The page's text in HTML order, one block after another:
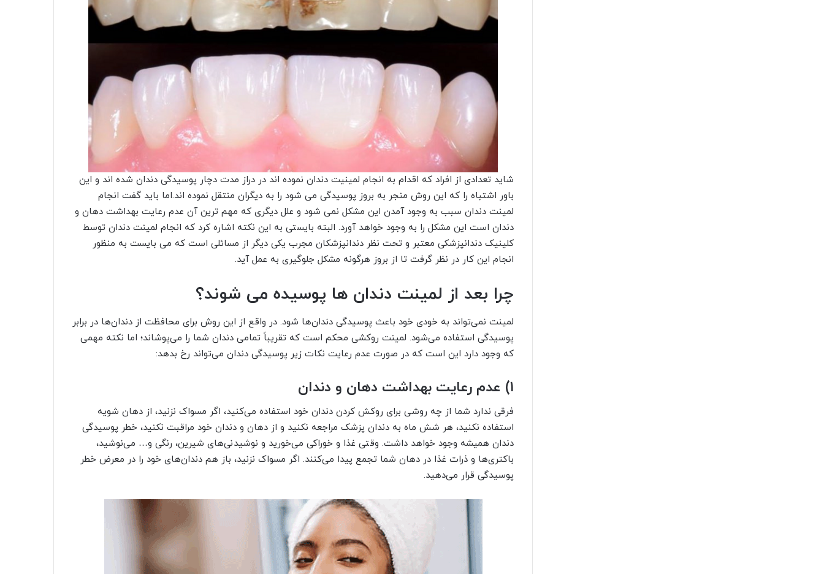
شاید تعدادی از افراد که اقدام به انجام لمینیت دندان نموده اند در دراز مدت دچار پوسیدگی دندان شده اند و این
باور اشتباه را که این روش منجر به بروز پوسیدگی می شود را به دیگران منتقل نموده اند.اما باید گفت انجام
لمینت دندان سبب به وجود آمدن این مشکل نمی شود و علل دیگری که مهم ترین آن عدم رعایت بهداشت دهان و
دندان است این مشکل را به وجود خواهد آورد. البته بایستی به این نکته اشاره کرد که انجام لمینت دندان توسط
کلینیک دندانپزشکی معتبر و تحت نظر دندانپزشکان مجرب یکی دیگر از مسائلی است که می بایست به منظور
انجام این کار در نظر گرفت تا از بروز هرگونه مشکل جلوگیری به عمل آید.
چرا بعد از لمینت دندان ها پوسیده می شوند؟
لمینت نمی‌تواند به خودی خود باعث پوسیدگی دندان‌ها شود. در واقع از این روش برای محافظت از دندان‌ها در برابر
پوسیدگی استفاده می‌شود. لمینت روکشی محکم است که تقریباً تمامی دندان شما را می‌پوشاند؛ اما نکته مهمی
که وجود دارد این است که در صورت عدم رعایت نکات زیر پوسیدگی دندان می‌تواند رخ بدهد:
۱) عدم رعایت بهداشت دهان و دندان
فرقی ندارد شما از چه روشی برای روکش کردن دندان خود استفاده می‌کنید، اگر مسواک نزنید، از دهان شویه
استفاده نکنید، هر شش ماه به دندان پزشک مراجعه نکنید و از دهان و دندان خود مراقبت نکنید، خطر پوسیدگی
دندان همیشه وجود خواهد داشت. وقتی غذا و خوراکی می‌خورید و نوشیدنی‌های شیرین، رنگی و… می‌نوشید،
باکتری‌ها و ذرات غذا در دهان شما تجمع پیدا می‌کنند. اگر مسواک نزنید، باز هم دندان‌های خود را در معرض خطر
پوسیدگی قرار می‌دهید.